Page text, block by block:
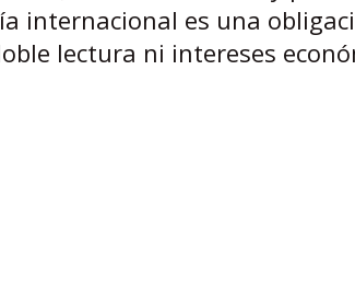
internacional es una
lectura ni intereses